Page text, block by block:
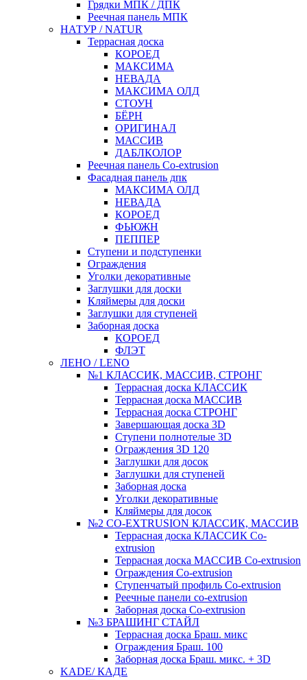
Грядки МПК / ДПК
Реечная панель МПК
НАТУР / NATUR
Террасная доска
КОРОЕД
МАКСИМА
НЕВАДА
МАКСИМА ОЛД
СТОУН
БЁРН
ОРИГИНАЛ
МАССИВ
ДАБЛКОЛОР
Реечная панель Co-extrusion
Фасадная панель дпк
МАКСИМА ОЛД
НЕВАДА
КОРОЕД
ФЬЮЖН
ПЕППЕР
Ступени и подступенки
Ограждения
Уголки декоративные
Заглушки для доски
Кляймеры для доски
Заглушки для ступеней
Заборная доска
КОРОЕД
ФЛЭТ
ЛЕНО / LENO
№1 КЛАССИК, МАССИВ, СТРОНГ
Террасная доска КЛАССИК
Террасная доска МАССИВ
Террасная доска СТРОНГ
Завершающая доска 3D
Ступени полнотелые 3D
Ограждения 3D 120
Заглушки для досок
Заглушки для ступеней
Заборная доска
Уголки декоративные
Кляймеры для досок
№2 CO-EXTRUSION КЛАССИК, МАССИВ
Террасная доска КЛАССИК Co-
extrusion
Террасная доска МАССИВ Co-extrusion
Ограждения Co-extrusion
Ступенчатый профиль Co-extrusion
Реечные панели co-extrusion
Заборная доска Co-extrusion
№3 БРАШИНГ СТАЙЛ
Террасная доска Браш. микс
Ограждения Браш. 100
Заборная доска Браш. микс. + 3D
KADE/ КАДЕ